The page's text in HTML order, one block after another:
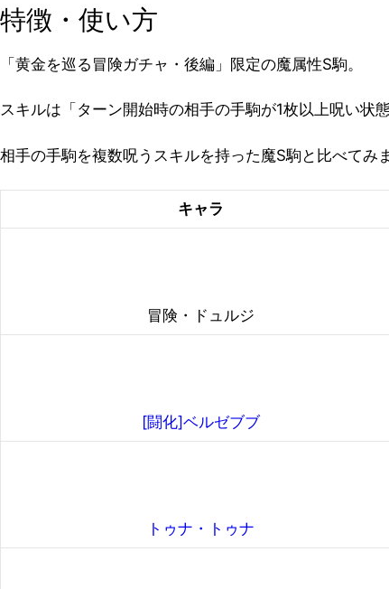
特徴・使い方
「黄金を巡る冒険ガチャ・後編」限定の魔属性S駒。
スキルは「ターン開始時の相手の手駒が1枚以上呪い状
相手の手駒を複数呪うスキルを持った魔S駒と比べてみ
キャラ
冒険・ドュルジ
[闘化]ベルゼブブ
トゥナ・トゥナ